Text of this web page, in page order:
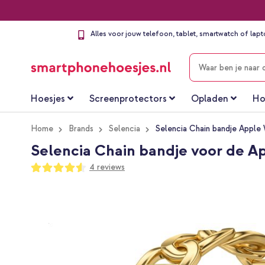
Alles voor jouw telefoon, tablet, smartwatch of
ZOEKEN
Hoesjes Screenprotectors Opladen
Home Brands Selencia Selencia Chain bandje
Selencia Chain bandje voor de
Waardering:
90
100
4 reviews
einde